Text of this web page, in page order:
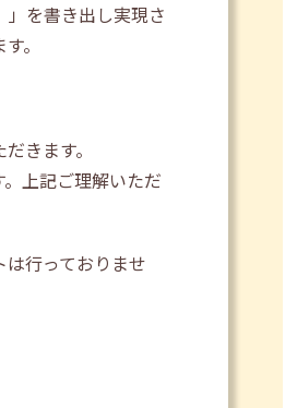
を書き出し実現さ
。
きます。
上記ご理解いただ
行っておりませ